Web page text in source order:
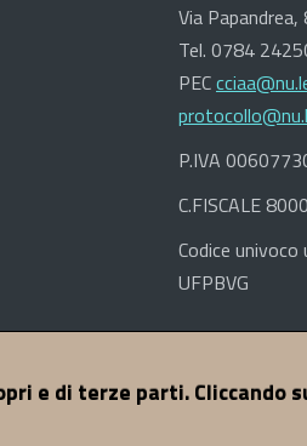
Via
Tel. 0784
PEC
P.IVA
C.FISCALE
Codice
UFPBVG
e di terze parti. Cliccando